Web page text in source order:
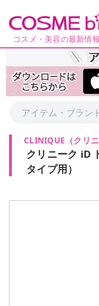
コスメ・美容の最新情報
CLINIQUE （クリ
クリニーク iD
タイプ用）